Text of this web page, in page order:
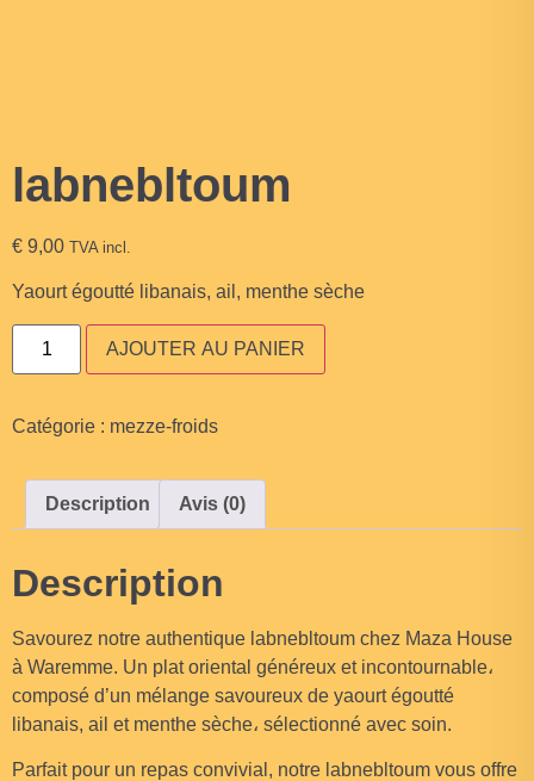
labnebltoum
€ 9,00 TVA incl.
Yaourt égoutté libanais, ail, menthe sèche
AJOUTER AU PANIER
Catégorie : mezze-froids
Description Avis (0)
Description
Savourez notre authentique labnebltoum chez Maza House
à Waremme. Un plat oriental généreux et incontournable،
composé d’un mélange savoureux de yaourt égoutté
libanais, ail et menthe sèche، sélectionné avec soin.
Parfait pour un repas convivial, notre labnebltoum vous offre